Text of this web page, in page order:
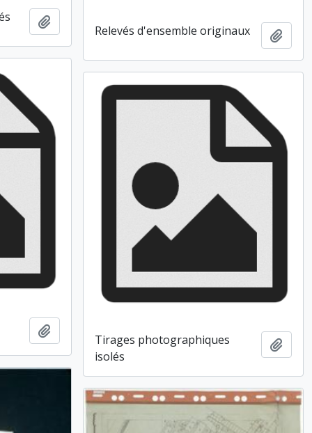
Ajouter au presse-papier
Relevés d'ensemble originaux
Ajouter au presse-papier
Tirages photographiques
isolés